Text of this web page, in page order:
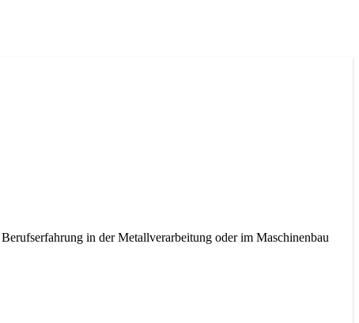
in der Metallverarbeitung oder im Maschinenbau